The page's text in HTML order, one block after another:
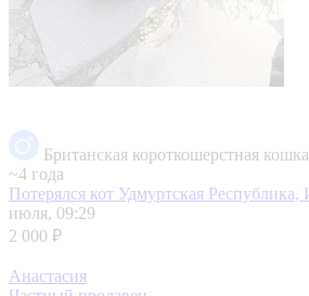
Британская короткошерстная кошка
~4 года
Потерялся кот Удмуртская Республика,
июля, 09:29
2 000 ₽
Анастасия